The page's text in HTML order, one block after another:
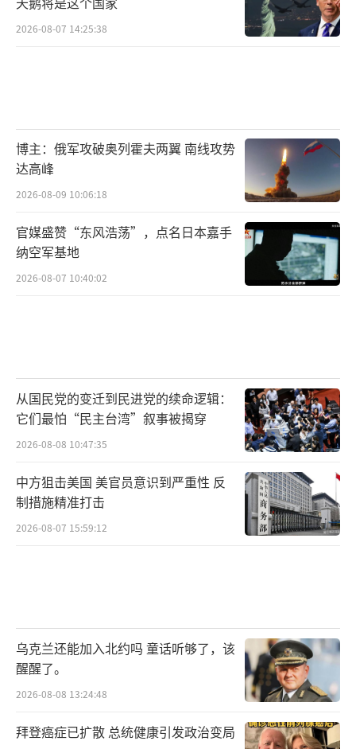
（责任编辑：卢其龙 CM0882）
2026-08-07 14:25:38
博主：俄军攻破奥列霍夫两翼 南线攻势
达高峰
2026-08-09 10:06:18
官媒盛赞“东风浩荡”，点名日本嘉手
纳空军基地
2026-08-07 10:40:02
从国民党的变迁到民进党的续命逻辑：
它们最怕“民主台湾”叙事被揭穿
2026-08-08 10:47:35
中方狙击美国 美官员意识到严重性 反
制措施精准打击
2026-08-07 15:59:12
乌克兰还能加入北约吗 童话听够了，该
醒醒了。
2026-08-08 13:24:48
拜登癌症已扩散 总统健康引发政治变局